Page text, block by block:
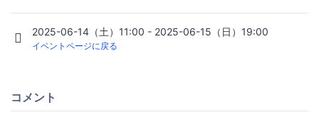
2025-06-14（土）11:00 - 2025-06-15（日）19:00
イベントページに戻る
コメント